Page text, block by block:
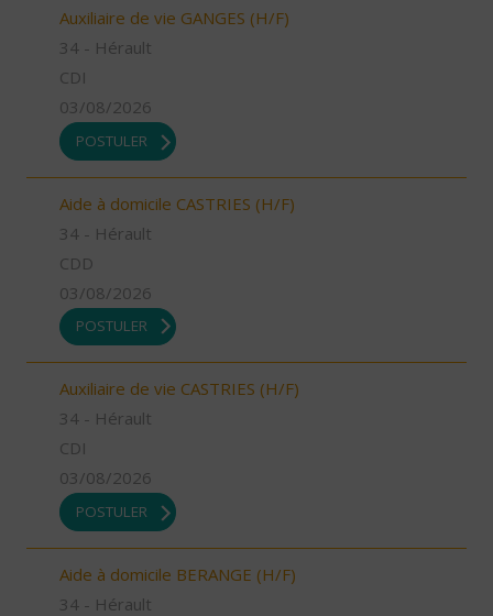
Auxiliaire de vie GANGES (H/F)
34 - Hérault
CDI
03/08/2026
POSTULER
Aide à domicile CASTRIES (H/F)
34 - Hérault
CDD
03/08/2026
POSTULER
Auxiliaire de vie CASTRIES (H/F)
34 - Hérault
CDI
03/08/2026
POSTULER
Aide à domicile BERANGE (H/F)
34 - Hérault